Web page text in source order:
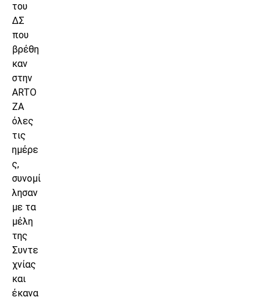
του
ΔΣ
που
βρέθη
καν
στην
ARTO
ZA
όλες
τις
ημέρε
ς,
συνομί
λησαν
με τα
μέλη
της
Συντε
χνίας
και
έκανα